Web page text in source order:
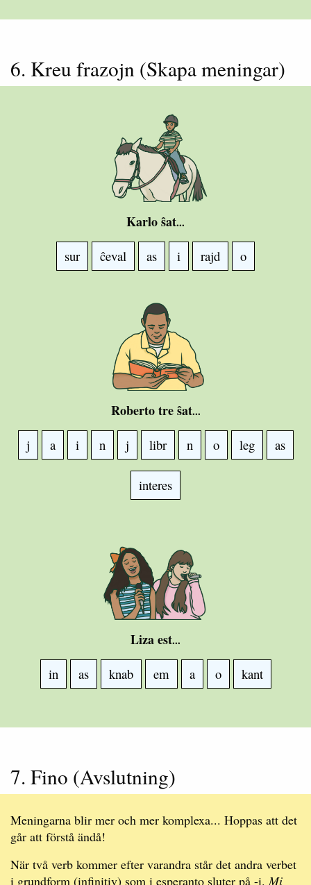
6. Kreu frazojn (Skapa meningar)
Karlo ŝat...
sur ĉeval as i rajd o
Roberto tre ŝat...
j a i n j libr n o leg as
interes
Liza est...
in as knab em a o kant
7. Fino (Avslutning)
Meningarna blir mer och mer komplexa... Hoppas att det
går att förstå ändå!
När två verb kommer efter varandra står det andra verbet
i grundform (infinitiv) som i esperanto sluter på -i. Mi